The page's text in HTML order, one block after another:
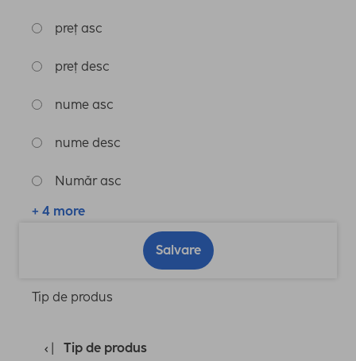
preț asc
preț desc
nume asc
nume desc
Număr asc
+ 4 more
Salvare
Tip de produs
Tip de produs